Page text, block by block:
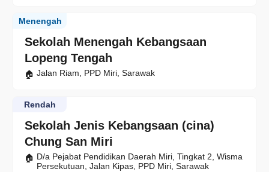
Sekolah Menengah Kebangsaan
Lopeng Tengah
Menengah
Jalan Riam, PPD Miri, Sarawak
Sekolah Jenis Kebangsaan (cina)
Chung San Miri
Rendah
D/a Pejabat Pendidikan Daerah Miri, Tingkat 2, Wisma
Persekutuan, Jalan Kipas, PPD Miri, Sarawak